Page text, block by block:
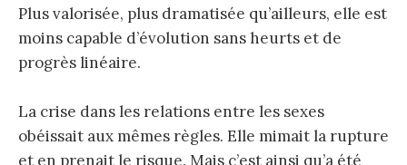
Plus valorisée, plus dramatisée qu’ailleurs, elle est
moins capable d’évolution sans heurts et de
progrès linéaire.
La crise dans les relations entre les sexes
obéissait aux mêmes règles. Elle mimait la rupture
et en prenait le risque. Mais c’est ainsi qu’a été